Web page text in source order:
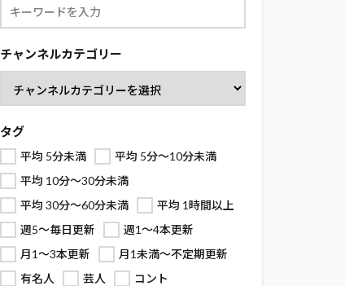
チャンネルカテゴリー
タグ
平均 5分未満
平均 5分～10分未満
平均 10分～30分未満
平均 30分～60分未満
平均 1時間以上
週5～毎日更新
週1～4本更新
月1～3本更新
月1未満～不定期更新
有名人
芸人
コント